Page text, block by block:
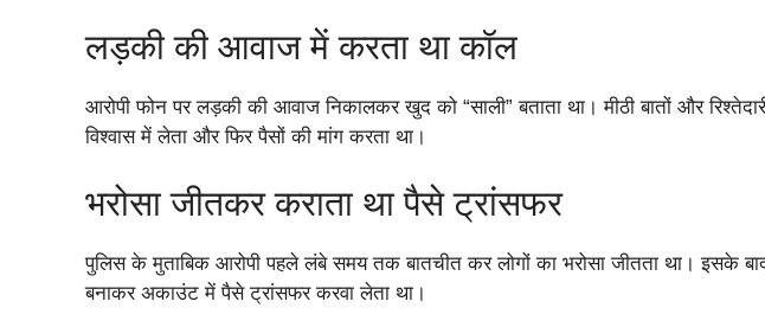
लड़की की आवाज में करता था कॉल
आरोपी फोन पर लड़की की आवाज निकालकर खुद को “साली” बताता था। मीठी बातों और
विश्वास में लेता और फिर पैसों की मांग करता था।
भरोसा जीतकर कराता था पैसे ट्रांसफर
पुलिस के मुताबिक आरोपी पहले लंबे समय तक बातचीत कर लोगों का भरोसा जीतता था। इसके
बनाकर अकाउंट में पैसे ट्रांसफर करवा लेता था।